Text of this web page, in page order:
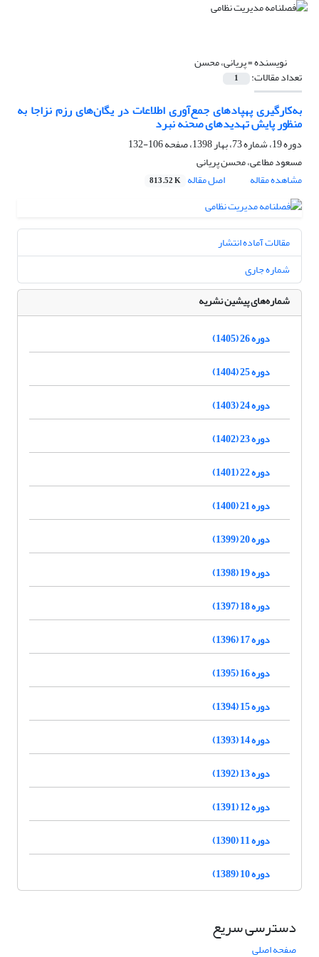
نویسنده =پریانی، محسن
تعداد مقالات: 1
به‌کارگیری پهپادهای جمع‌آوری اطلاعات در یگان‌های رزم نزاجا به
منظور پایش تهدیدهای صحنه نبرد
دوره 19، شماره 73، بهار 1398، صفحه
106-132
مسعود مطاعی، محسن پریانی
مشاهده مقاله
اصل مقاله 813.52 K
مقالات آماده انتشار
شماره جاری
شماره‌های پیشین نشریه
دوره 26 (1405)
دوره 25 (1404)
دوره 24 (1403)
دوره 23 (1402)
دوره 22 (1401)
دوره 21 (1400)
دوره 20 (1399)
دوره 19 (1398)
دوره 18 (1397)
دوره 17 (1396)
دوره 16 (1395)
دوره 15 (1394)
دوره 14 (1393)
دوره 13 (1392)
دوره 12 (1391)
دوره 11 (1390)
دوره 10 (1389)
دسترسی سریع
صفحه اصلی